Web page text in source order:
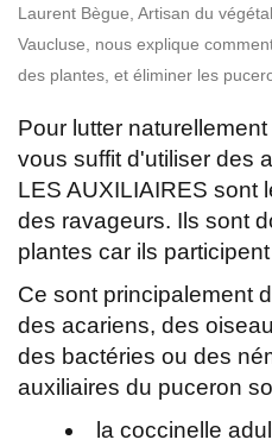
Laurent Bègue, Artisan du
Vaucluse, nous explique
des plantes, et éliminer les
Pour lutter
vous suffit d'utiliser des
LES AUXILIAIRES sont
des ravageurs. Ils sont
plantes car ils
Ce sont principalement
des acariens, des
des bactéries ou des
auxiliaires du puceron
la coccinelle